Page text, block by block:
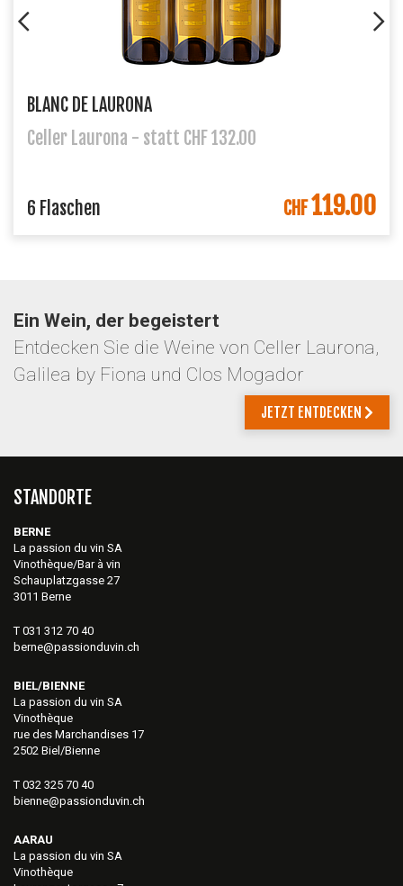
BLANC DE LAURONA
Celler Laurona - statt CHF 132.00
6 Flaschen CHF119.00
Ein Wein, der begeistert
Entdecken Sie die Weine von Celler Laurona,
Galilea by Fiona und Clos Mogador
JETZT ENTDECKEN
STANDORTE
BERNE
La passion du vin SA
Vinothèque/Bar à vin
Schauplatzgasse 27
3011 Berne
T 031 312 70 40
berne@passionduvin.ch
BIEL/BIENNE
La passion du vin SA
Vinothèque
rue des Marchandises 17
2502 Biel/Bienne
T 032 325 70 40
bienne@passionduvin.ch
AARAU
La passion du vin SA
Vinothèque